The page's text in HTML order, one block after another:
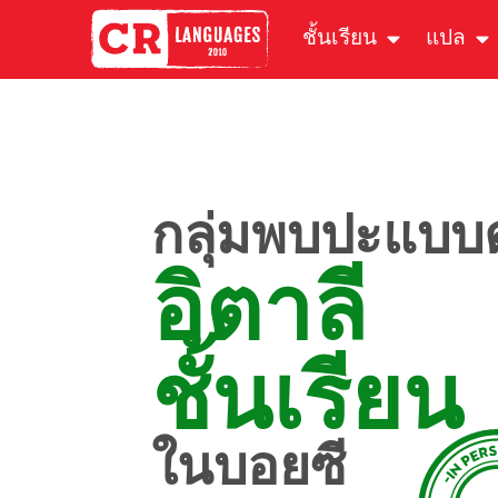
ชั้นเรียน แปล
กลุ่มพบปะแบ
อิตาลี
ชั้นเรียน
ในบอยซี